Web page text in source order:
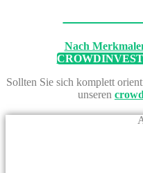
Nach
Sollten Sie sich komplett
unseren